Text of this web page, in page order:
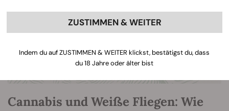
Cannabis und Weiße Fliegen: Wie
ZUSTIMMEN & WEITER
Indem du auf ZUSTIMMEN & WEITER klickst, bestätigst du, dass
du 18 Jahre oder älter bist